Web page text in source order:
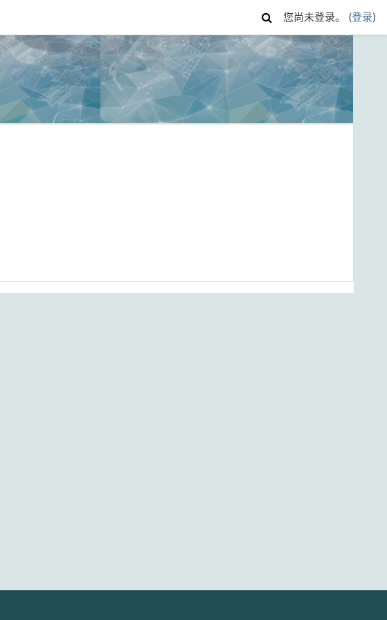
您尚未登录。 (登录)